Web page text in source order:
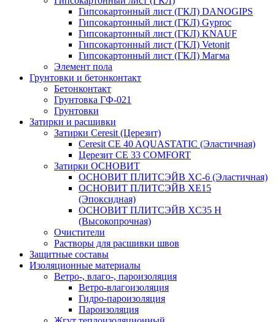
Гипсокартонный лист (ГКЛ) DANOGIPS
Гипсокартонный лист (ГКЛ) Gyproc
Гипсокартонный лист (ГКЛ) KNAUF
Гипсокартонный лист (ГКЛ) Vetonit
Гипсокартонный лист (ГКЛ) Магма
Элемент пола
Грунтовки и бетонконтакт
Бетонконтакт
Грунтовка ГФ-021
Грунтовки
Затирки и расшивки
Затирки Ceresit (Церезит)
Ceresit CE 40 AQUASTATIC (Эластичная)
Церезит CE 33 COMFORT
Затирки ОСНОВИТ
ОСНОВИТ ПЛИТСЭЙВ XC-6 (Эластичная)
ОСНОВИТ ПЛИТСЭЙВ XЕ15
(Эпоксидная)
ОСНОВИТ ПЛИТСЭЙВ XС35 Н
(Высокопрочная)
Очистители
Растворы для расшивки швов
Защитные составы
Изоляционные материалы
Ветро-, влаго-, пароизоляция
Ветро-влагоизоляция
Гидро-пароизоляция
Пароизоляция